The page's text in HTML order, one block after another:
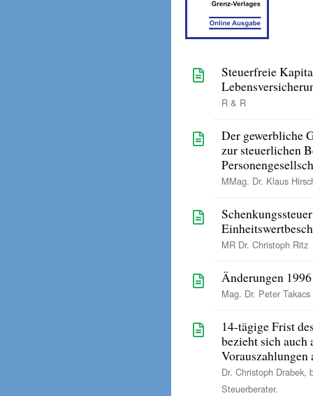
Steuerfreie
R & R
Der gewerbliche
zur steuerlichen
MMag. Dr. Klaus
MR Dr. Christoph Ritz
Änderungen
Mag. Dr. Peter Takacs
14-tägige Frist
bezieht sich
Vorauszahlungen
Dr. Christoph Drabek,
Steuerberater.